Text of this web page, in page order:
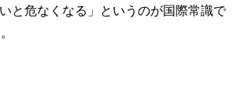
と危なくなる」というのが国際常識で